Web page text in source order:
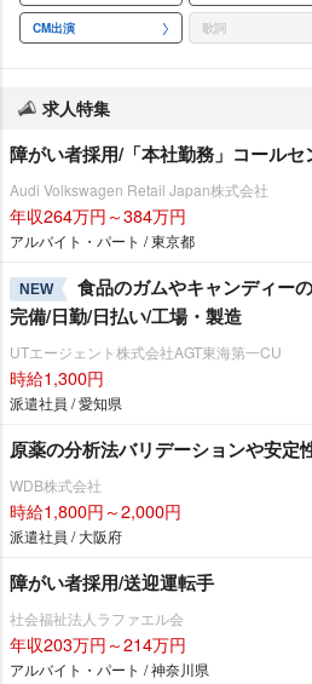
CM出演 歌詞
求人特集
障がい者採用/「本社勤務」コール
Audi Volkswagen Retail Japan株式会社
年収264万円～384万円
アルバイト・パート / 東京都
NEW
食品のガムやキャンディー
完備/日勤/日払い/工場・製造
UTエージェント株式会社AGT東海第一CU
時給1,300円
派遣社員 / 愛知県
原薬の分析法バリデーションや安定
WDB株式会社
時給1,800円～2,000円
派遣社員 / 大阪府
障がい者採用/送迎運転手
社会福祉法人ラファエル会
年収203万円～214万円
アルバイト・パート / 神奈川県